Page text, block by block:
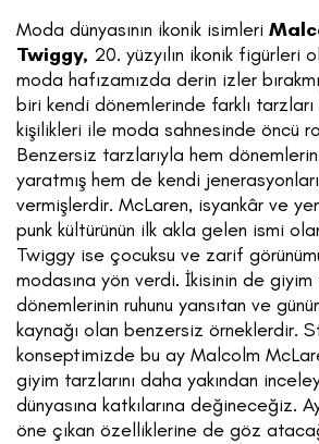
Moda dünyasının ikonik isimleri
Twiggy, 20. yüzyılın ikonik figürleri
moda hafızamızda derin izler
biri kendi dönemlerinde farklı
kişilikleri ile moda sahnesinde öncü
Benzersiz tarzlarıyla hem
yaratmış hem de kendi
vermişlerdir. McLaren, isyankâr ve
punk kültürünün ilk akla gelen ismi
Twiggy ise çocuksu ve zarif
modasına yön verdi. İkisinin de giyim
dönemlerinin ruhunu yansıtan ve
kaynağı olan benzersiz örneklerdir.
konseptimizde bu ay Malcolm
giyim tarzlarını daha yakından
dünyasına katkılarına değineceğiz.
öne çıkan özelliklerine de göz